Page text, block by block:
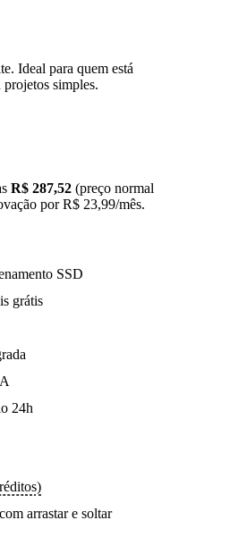
Ideal para quem está
simples.
R$ 287,52 (preço normal
por R$ 23,99/mês.
SSD
grátis
24h
arrastar e soltar